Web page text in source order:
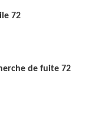
72
de fuite 72